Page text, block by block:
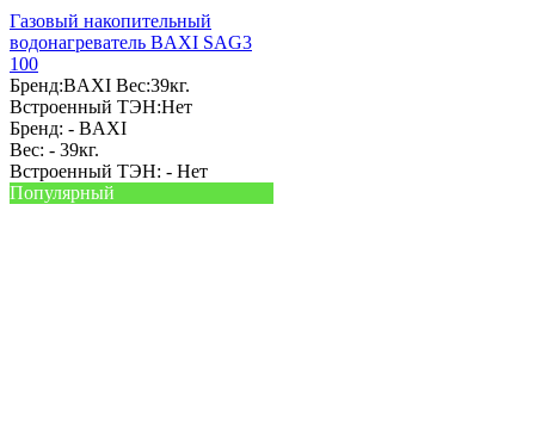
Газовый накопительный
водонагреватель BAXI SAG3
100
Бренд:BAXI Вес:39кг.
Встроенный ТЭН:Нет
Бренд: - BAXI
Вес: - 39кг.
Встроенный ТЭН: - Нет
Популярный